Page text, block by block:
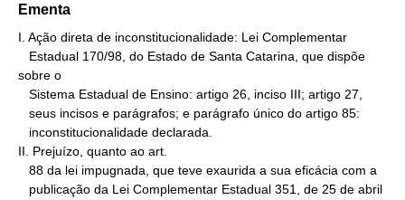
Ementa
I. Ação direta de inconstitucionalidade: Lei Complementar
sobre o
II. Prejuízo, quanto ao art.